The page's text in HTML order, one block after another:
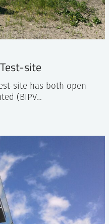
site
site has both open
(BIPV…